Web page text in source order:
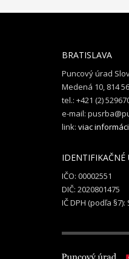
BRATISLAVA
Puncový úrad
Medená 10, 814
tel.: +421 (2)
e-mail:
link: viac
IDENTIFIKAČNÉ
IČO: 00002551
DIČ: 2020801475
IČ DPH (podľa §7):